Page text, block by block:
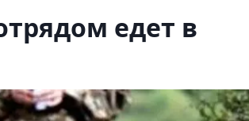
едет в